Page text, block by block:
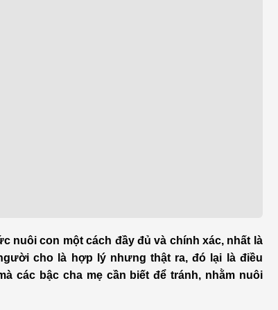
nuôi con một cách đầy đủ và chính xác, nhất là
cho là hợp lý nhưng thật ra, đó lại là điều
các bậc cha mẹ cần biết để tránh, nhằm nuôi